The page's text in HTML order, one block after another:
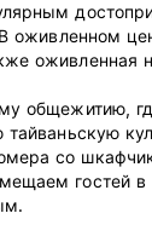
оживленная
общежитию,
тайваньскую
со
гостей в